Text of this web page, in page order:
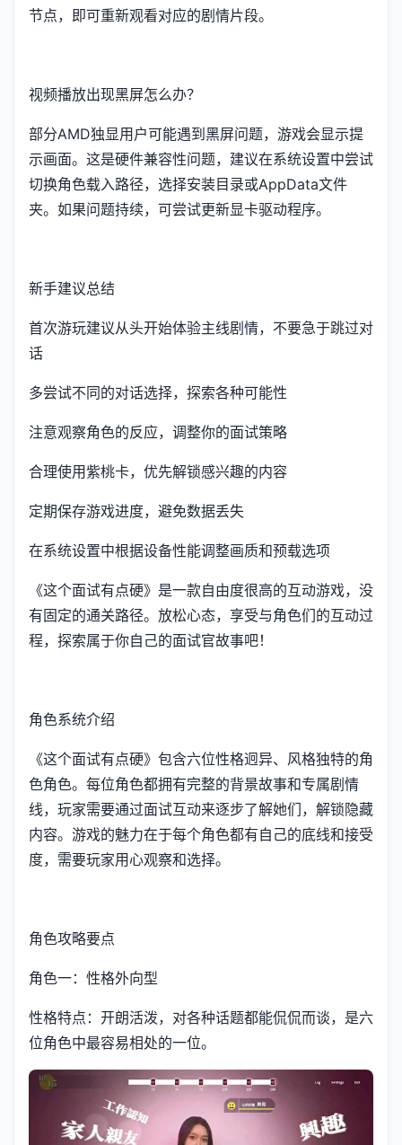
节点，即可重新观看对应的剧情片段。
视频播放出现黑屏怎么办？
部分AMD独显用户可能遇到黑屏问题，游戏会显示提
示画面。这是硬件兼容性问题，建议在系统设置中尝试
切换角色载入路径，选择安装目录或AppData文件
夹。如果问题持续，可尝试更新显卡驱动程序。
新手建议总结
首次游玩建议从头开始体验主线剧情，不要急于跳过对
话
多尝试不同的对话选择，探索各种可能性
注意观察角色的反应，调整你的面试策略
合理使用紫桃卡，优先解锁感兴趣的内容
定期保存游戏进度，避免数据丢失
在系统设置中根据设备性能调整画质和预载选项
《这个面试有点硬》是一款自由度很高的互动游戏，没
有固定的通关路径。放松心态，享受与角色们的互动过
程，探索属于你自己的面试官故事吧！
角色系统介绍
《这个面试有点硬》包含六位性格迥异、风格独特的角
色角色。每位角色都拥有完整的背景故事和专属剧情
线，玩家需要通过面试互动来逐步了解她们，解锁隐藏
内容。游戏的魅力在于每个角色都有自己的底线和接受
度，需要玩家用心观察和选择。
角色攻略要点
角色一：性格外向型
性格特点：开朗活泼，对各种话题都能侃侃而谈，是六
位角色中最容易相处的一位。